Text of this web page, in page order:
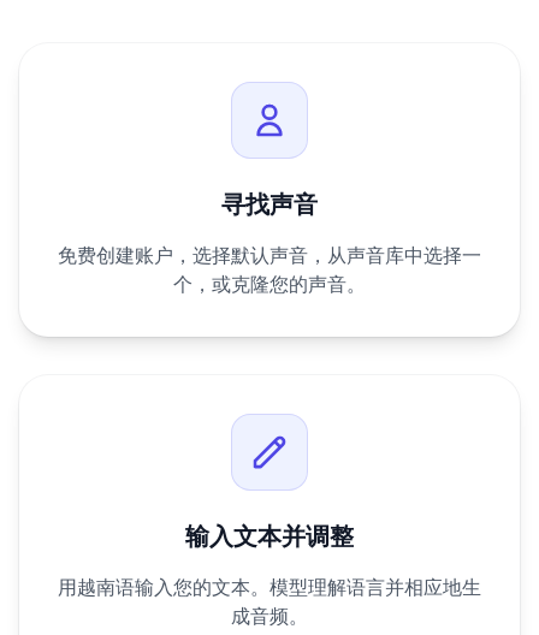
寻找声音
免费创建账户，选择默认声音，从声音库中选择一
个，或克隆您的声音。
输入文本并调整
用越南语输入您的文本。模型理解语言并相应地生
成音频。